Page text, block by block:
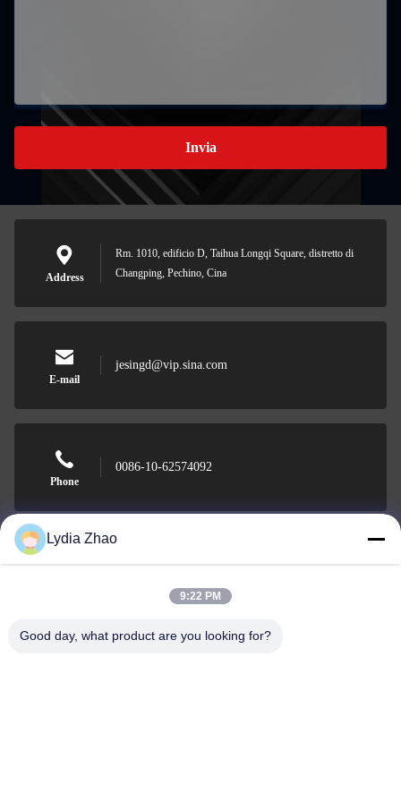
Invia
Address
Rm. 1010, edificio D, Taihua Longqi Square, distretto di
Changping, Pechino, Cina
E-mail
jesingd@vip.sina.com
Phone
0086-10-62574092
Beijing Oriens Technology Co., Ltd.
Lydia Zhao
9:22 PM
Good day, what product are you looking for?